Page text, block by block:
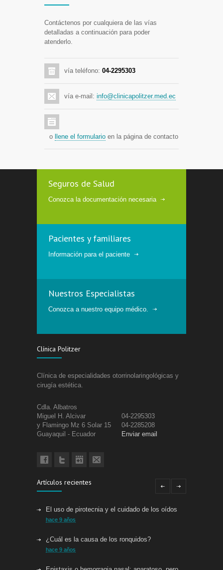
Contáctenos por cualquiera de las vías
detalladas a continuación para poder
atenderlo.
vía teléfono: 04-2295303
vía e-mail: info@clinicapolitzer.med.ec
o llene el formulario en la página de contacto
Seguros de Salud
Conozca la documentación necesaria
Pacientes y familiares
Información para el paciente
Nuestros Especialistas
Conozca a nuestro equipo médico.
Clínica Politzer
Clínica de especialidades otorrinolaringológicas y
cirugía estética.
Cdla. Albatros
Miguel H. Alcivar
04-2295303
y Flamingo Mz 6 Solar 15
04-2285208
Guayaquil - Ecuador
Enviar email
Artículos recientes
El uso de pirotecnia y el cuidado de los oídos
hace 9 años
¿Cuál es la causa de los ronquidos?
hace 9 años